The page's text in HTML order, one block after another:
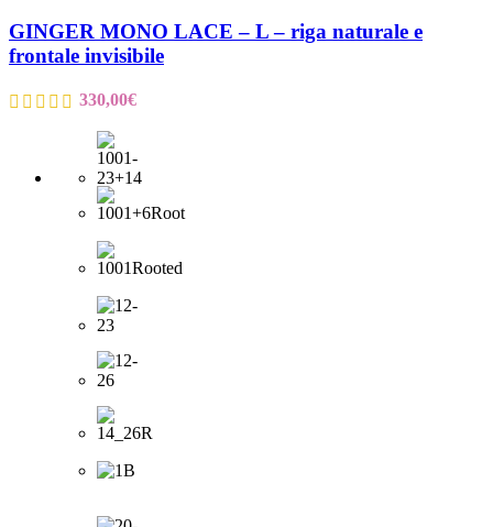
GINGER MONO LACE – L – riga naturale e
frontale invisibile
330,00€